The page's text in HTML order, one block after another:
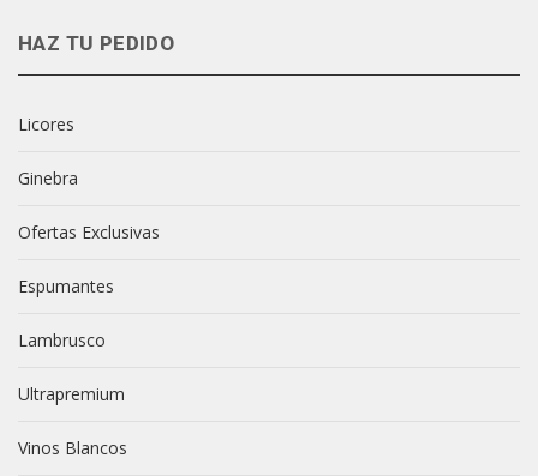
HAZ TU PEDIDO
Licores
Ginebra
Ofertas Exclusivas
Espumantes
Lambrusco
Ultrapremium
Vinos Blancos